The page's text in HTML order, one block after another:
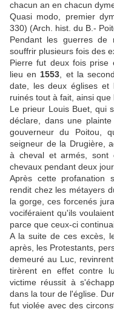
chacun an en chacun
Quasi modo, premier
330) (Arch. hist. du B.-
Pendant les guerres de
souffrir plusieurs fois des
Pierre fut deux fois prise
lieu en 1553 , et la
date, les deux églises et
ruinés tout à fait, ainsi que
Le prieur Louis Buet, qui
déclare, dans une
gouverneur du Poitou,
seigneur de la Drugière,
à cheval et armés, sont
chevaux pendant deux
Après cette profanation
rendit chez les métayers
la gorge, ces forcenés
vociféraient qu'ils
parce que ceux-ci
A la suite de ces excès,
après, les Protestants,
demeuré au Luc,
tirèrent en effet contre
victime réussit à
dans la tour de l'église.
fut violée avec des